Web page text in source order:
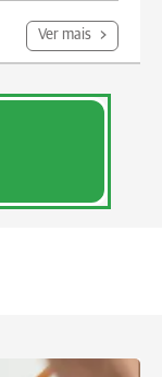
Ver mais